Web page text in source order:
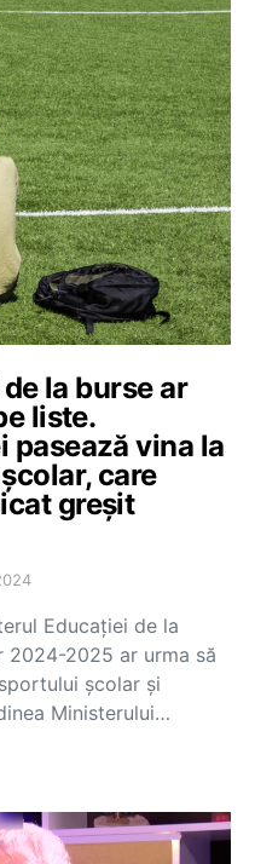
la burse ar
liste.
pasează vina la
care
greșit
Educației de la
2024-2025 ar urma să
școlar și
Ministerului…